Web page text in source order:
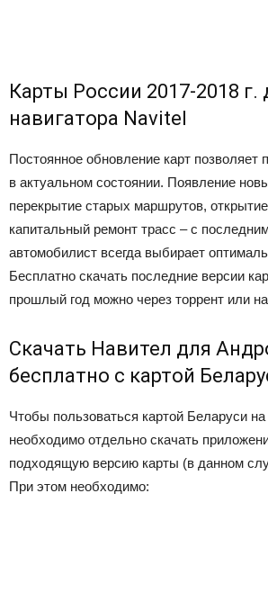
Карты России 2017-2018 г.
навигатора Navitel
Постоянное обновление карт позволяет
в актуальном состоянии. Появление
перекрытие старых маршрутов,
капитальный ремонт трасс – с
автомобилист всегда выбирает
Бесплатно скачать последние версии
прошлый год можно через торрент или
Скачать Навител для
бесплатно с картой
Чтобы пользоваться картой Беларуси
необходимо отдельно скачать
подходящую версию карты (в данном
При этом необходимо: